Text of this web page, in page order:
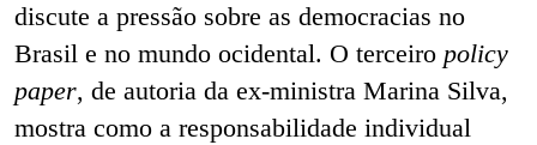
discute a pressão sobre as democracias no
Brasil e no mundo ocidental. O terceiro policy
paper, de autoria da ex-ministra Marina Silva,
mostra como a responsabilidade individual